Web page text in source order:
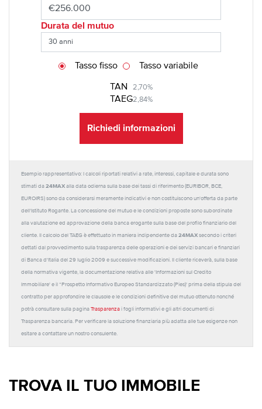
Durata del mutuo
TAN 2,70%
TAEG2,84%
Tasso fisso Tasso variabile
Richiedi informazioni
Esempio rappresentativo: I calcoli riportati relativi a rate, interessi, capitale e durata sono
stimati da 24MAX alla data odierna sulla base dei tassi di riferimento (EURIBOR, BCE,
EUROIRS) sono da considerarsi meramente indicativi e non costituiscono un'offerta da parte
dell'Istituto Rogante. La concessione del mutuo e le condizioni proposte sono subordinate
alla valutazione ed approvazione della banca erogante sulla base del profilo finanziario del
cliente. Il calcolo del TAEG è effettuato in maniera indipendente da 24MAX secondo i criteri
dettati dal provvedimento sulla trasparenza delle operazioni e dei servizi bancari e finanziari
di Banca d'Italia del 29 luglio 2009 e successive modificazioni. Il cliente riceverà, sulla base
della normativa vigente, la documentazione relativa alle 'Informazioni sul Credito
Immobiliare' e il “Prospetto Informativo Europeo Standardizzato (Pies)' prima della stipula del
contratto per approfondire le clausole e le condizioni definitive del mutuo ottenuto nonché
potrà consultare sulla pagina Trasparenza i fogli informativi e gli altri documenti di
Trasparenza bancaria. Per verificare la soluzione finanziaria più adatta alle tue esigenze non
esitare a contattare un nostro consulente.
TROVA IL TUO IMMOBILE